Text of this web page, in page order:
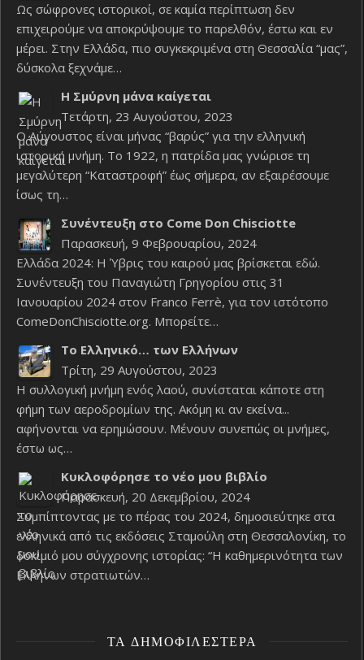
Ως σώφρονες ιστορικοί, σε καμία περίπτωση δεν
επιχειρούμε να αποκρύψουμε το παρελθόν, έστω και εν
μέρει. Στην Ελλάδα, πιο συγκεκριμένα στη Θεσσαλία “μας”,
δύσκολα ξεχνάμε…
Η Σμύρνη μάνα καίγεται
Τετάρτη, 23 Αυγούστου, 2023
Ο Αύγουστος είναι μήνας “βαρύς” για την ελληνική
ιστορική μνήμη. Το 1922, η πατρίδα μας γνώρισε τη
μεγαλύτερη “Καταστροφή” έως σήμερα, αν εξαιρέσουμε
ίσως τη…
Συνέντευξη στο Come Don Chisciotte
Παρασκευή, 9 Φεβρουαρίου, 2024
Ελλάδα 2024: Η Ύβρις του καιρού μας βρίσκεται εδώ.
Συνέντευξη του Παναγιώτη Γρηγορίου στις 31
Ιανουαρίου 2024 στον Franco Ferrè, για τον ιστότοπο
ComeDonChisciotte.org. Μπορείτε…
Το Ελληνικό… των Ελλήνων
Τρίτη, 29 Αυγούστου, 2023
Η συλλογική μνήμη ενός λαού, συνίσταται κάποτε στη
φήμη των αεροδρομίων της. Ακόμη κι αν εκείνα...
αφήνονται να ερημώσουν. Μένουν συνεπώς οι μνήμες,
έστω ως…
Κυκλοφόρησε το νέο μου βιβλίο
Παρασκευή, 20 Δεκεμβρίου, 2024
Συμπίπτοντας με το πέρας του 2024, δημοσιεύτηκε στα
ελληνικά από τις εκδόσεις Σταμούλη στη Θεσσαλονίκη, το
δοκίμιό μου σύγχρονης ιστορίας: “Η καθημερινότητα των
Ελλήνων στρατιωτών…
ΤΑ ΔΗΜΟΦΙΛΈΣΤΕΡΑ